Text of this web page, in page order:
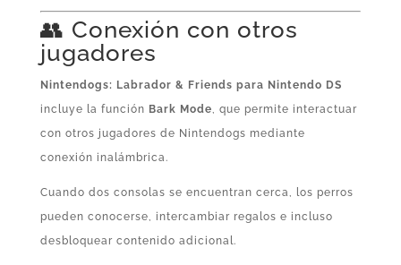
👥 Conexión con otros
jugadores
Nintendogs: Labrador & Friends para Nintendo DS
incluye la función Bark Mode , que permite interactuar
con otros jugadores de Nintendogs mediante
conexión inalámbrica.
Cuando dos consolas se encuentran cerca, los perros
pueden conocerse, intercambiar regalos e incluso
desbloquear contenido adicional.